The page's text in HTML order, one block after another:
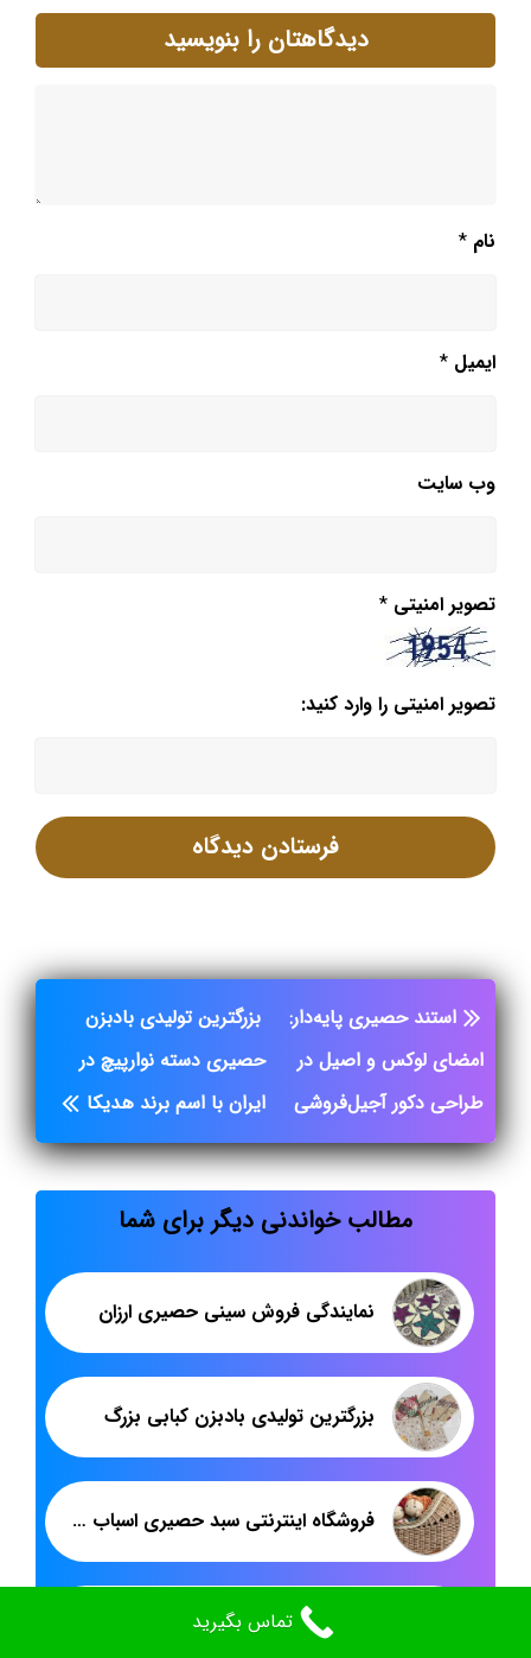
دیدگاهتان را بنویسید
نام *
ایمیل *
وب‌ سایت
تصویر امنیتی *
تصویر امنیتی را وارد کنید:
استند حصیری پایه‌دار:
امضای لوکس و اصیل در
طراحی دکور آجیل‌فروشی
بزرگترین تولیدی بادبزن
حصیری دسته نوارپیچ در
ایران با اسم برند هدیکا
مطالب خواندنی دیگر برای شما
نمایندگی فروش سینی حصیری ارزان
بزرگترین تولیدی بادبزن کبابی بزرگ
فروشگاه اینترنتی سبد حصیری اسباب بازی تزئینی
پخش گلدان حصیری چوبی
تماس بگیرید